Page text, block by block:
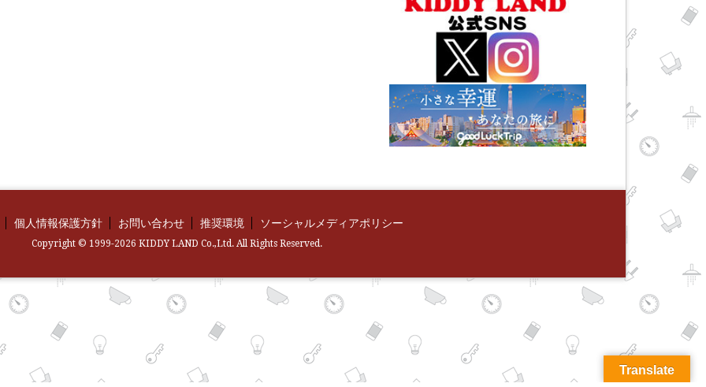
個人情報保護方針 お問い合わせ 推奨環境 ソーシャルメディアポリシー
Copyright © 1999-2026 KIDDY LAND Co.,Ltd. All Rights Reserved.
Translate